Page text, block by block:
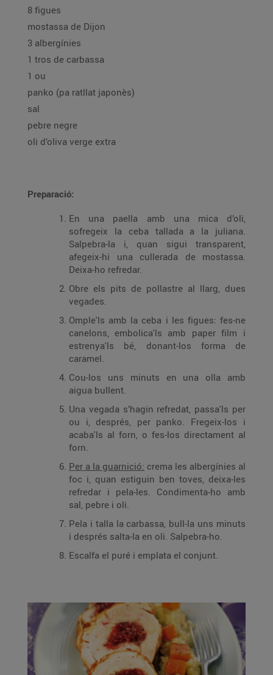
8 figues
mostassa de Dijon
3 albergínies
1 tros de carbassa
1 ou
panko (pa ratllat japonès)
sal
pebre negre
oli d’oliva verge extra
Preparació:
En una paella amb una mica d’oli,
sofregeix la ceba tallada a la juliana.
Salpebra-la i, quan sigui transparent,
afegeix-hi una cullerada de mostassa.
Deixa-ho refredar.
Obre els pits de pollastre al llarg, dues
vegades.
Omple'ls amb la ceba i les figues: fes-ne
canelons, embolica'ls amb paper film i
estrenya'ls bé, donant-los forma de
caramel.
Cou-los uns minuts en una olla amb
aigua bullent.
Una vegada s’hagin refredat, passa'ls per
ou i, després, per panko. Fregeix-los i
acaba'ls al forn, o fes-los directament al
forn.
Per a la guarnició: crema les albergínies al
foc i, quan estiguin ben toves, deixa-les
refredar i pela-les. Condimenta-ho amb
sal, pebre i oli.
Pela i talla la carbassa, bull-la uns minuts
i després salta-la en oli. Salpebra-ho.
Escalfa el puré i emplata el conjunt.